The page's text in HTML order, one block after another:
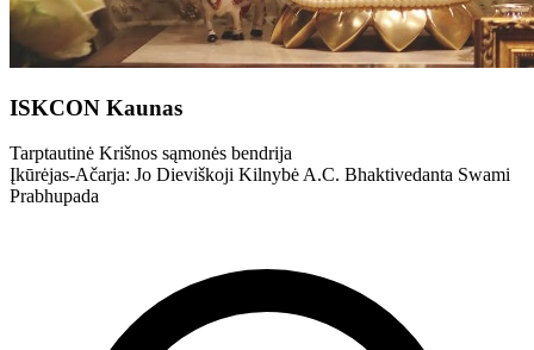
ISKCON Kaunas
Tarptautinė Krišnos sąmonės bendrija
Įkūrėjas-Ačarja: Jo Dieviškoji Kilnybė A.C. Bhaktivedanta Swami
Prabhupada